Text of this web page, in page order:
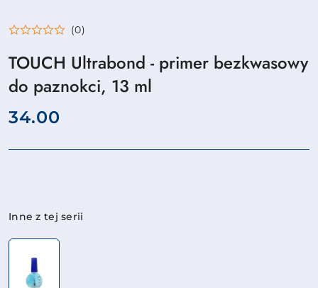
(0)
TOUCH Ultrabond - primer bezkwasowy
do paznokci, 13 ml
cena:
34.00
Wariant
Inne z tej serii